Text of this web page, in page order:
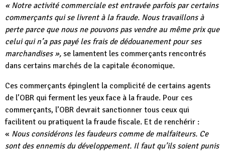
« Notre activité commerciale est entravée parfois par certains
commerçants qui se livrent à la fraude. Nous travaillons à
perte parce que nous ne pouvons pas vendre au même prix que
celui qui n’a pas payé les frais de dédouanement pour ses
marchandises », se lamentent les commerçants rencontrés
dans certains marchés de la capitale économique.
Ces commerçants épinglent la complicité de certains agents
de l’OBR qui ferment les yeux face à la fraude. Pour ces
commerçants, l’OBR devrait sanctionner tous ceux qui
facilitent ou pratiquent la fraude fiscale. Et de renchérir :
« Nous considérons les faudeurs comme de malfaiteurs. Ce
sont des ennemis du développement. Il faut qu’ils soient punis